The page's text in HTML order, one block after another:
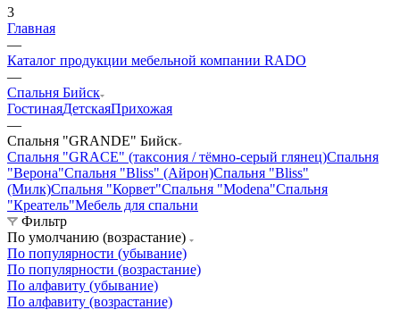
3
Главная
—
Каталог продукции мебельной компании RADO
—
Спальня Бийск
ГостинаяДетскаяПрихожая
—
Спальня "GRANDE" Бийск
Спальня "GRACE" (таксония / тёмно-серый глянец)Спальня
"Верона"Спальня "Bliss" (Айрон)Спальня "Bliss"
(Милк)Спальня "Корвет"Спальня "Modena"Спальня
"Креатель"Мебель для спальни
Фильтр
По умолчанию (возрастание)
По популярности (убывание)
По популярности (возрастание)
По алфавиту (убывание)
По алфавиту (возрастание)